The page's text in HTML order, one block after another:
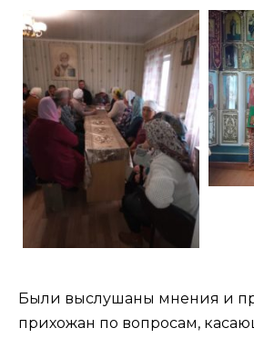
Были выслушаны мнения и
прихожан по вопросам,